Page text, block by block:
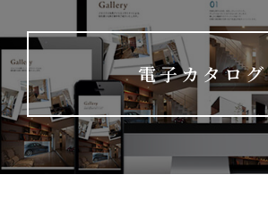
電子カタログ